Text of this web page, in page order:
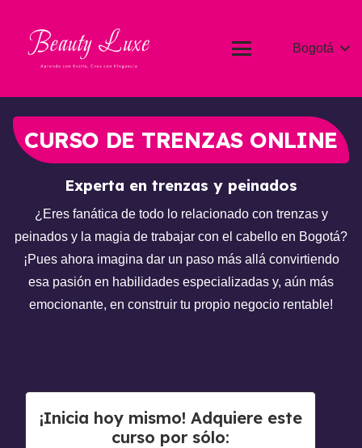
Bogotá
CURSO DE TRENZAS ONLINE
Experta en trenzas y peinados
¿Eres fanática de todo lo relacionado con trenzas y
peinados y la magia de trabajar con el cabello en Bogotá?
¡Pues ahora imagina dar un paso más allá convirtiendo
esa pasión en habilidades especializadas y, aún más
emocionante, en construir tu propio negocio rentable!
¡Inicia hoy mismo! Adquiere este
curso por sólo: